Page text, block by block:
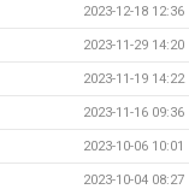
2023-12-18 12:36
2023-11-29 14:20
2023-11-19 14:22
2023-11-16 09:36
2023-10-06 10:01
2023-10-04 08:27